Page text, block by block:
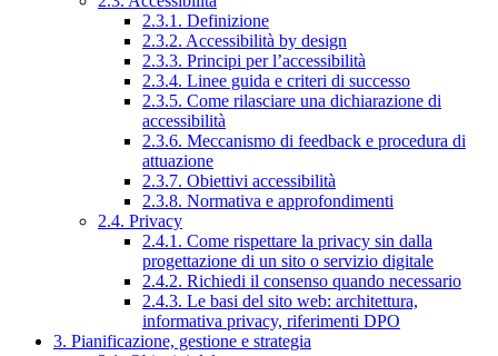
2.3.1. Definizione
2.3.2. Accessibilità by design
2.3.3. Principi per l’accessibilità
2.3.4. Linee guida e criteri di successo
2.3.5. Come rilasciare una dichiarazione di
accessibilità
2.3.6. Meccanismo di feedback e procedura di
attuazione
2.3.7. Obiettivi accessibilità
2.3.8. Normativa e approfondimenti
2.4. Privacy
2.4.1. Come rispettare la privacy sin dalla
progettazione di un sito o servizio digitale
2.4.2. Richiedi il consenso quando necessario
2.4.3. Le basi del sito web: architettura,
informativa privacy, riferimenti DPO
3. Pianificazione, gestione e strategia